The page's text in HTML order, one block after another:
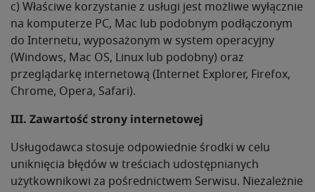
c) Właściwe korzystanie z usługi jest możliwe wyłącznie
na komputerze PC, Mac lub podobnym podłączonym
do Internetu, wyposażonym w system operacyjny
(Windows, Mac OS, Linux lub podobny) oraz
przeglądarkę internetową (Internet Explorer, Firefox,
Chrome, Opera, Safari).
III. Zawartość strony internetowej
Usługodawca stosuje odpowiednie środki w celu
uniknięcia błędów w treściach udostępnianych
użytkownikowi za pośrednictwem Serwisu. Niezależnie